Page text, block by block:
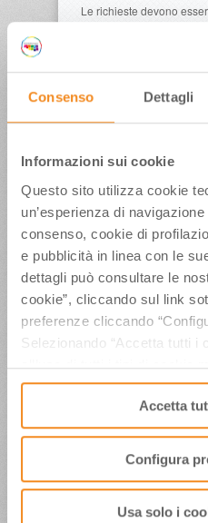
Consenso Dettagli
Informazioni sui cookie
Questo sito utilizza cookie
un’esperienza di
consenso, cookie di
e pubblicità in linea con le
dettagli può consultare le
cookie”, cliccando sul link
preferenze cliccando
Selezionando “Accetta tutti i
all’uso di tutti i tipi di cookie
consenso cliccando su “Usa
saranno attivati i soli cookie
funzionamento del sito.
Accetta
Configura
Usa solo i
Le richieste devono
Cosa indicare nella
informazioni:
Oggetto dell’e-mail:
“Richiesta
APT Servizi
“Richiesta
Promozionale
“Richiesta
e
Nome(del
Cognome (del
Nome evento:
Luogo evento: